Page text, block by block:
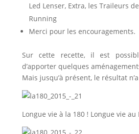
Led Lenser, Extra, les Traileurs
Running
Merci pour les encouragements.
Sur cette recette, il est
d’apporter quelques
Mais jusqu’à présent, le résultat
Longue vie à la 180 ! Longue vie au